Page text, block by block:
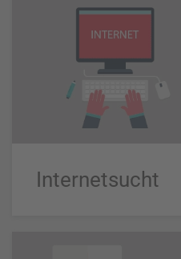
Internetsucht